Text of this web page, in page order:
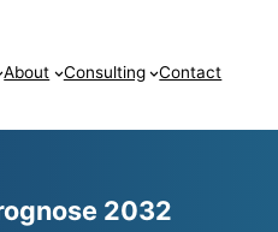
About Consulting Contact
2032